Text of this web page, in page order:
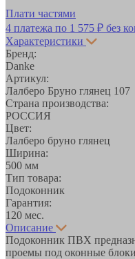
Плати частями
4 платежа по 1 575 ₽ без
Характеристики
Бренд:
Danke
Артикул:
Лалберо Бруно глянец 107
Страна производства:
РОССИЯ
Цвет:
Лалберо бруно глянец
Ширина:
500 мм
Тип товара:
Подоконник
Гарантия:
120 мес.
Описание
Подоконник ПВХ
проемы под оконные